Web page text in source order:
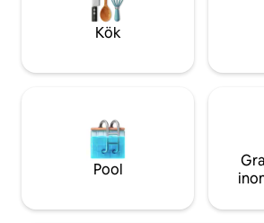
Kök
Pool